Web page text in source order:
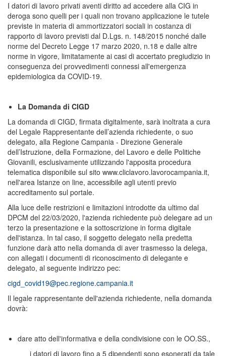
I datori di lavoro privati aventi diritto ad accedere alla CIG in
deroga sono quelli per i quali non trovano applicazione le tutele
previste in materia di ammortizzatori sociali in costanza di
rapporto di lavoro previsti dal D.Lgs. n. 148/2015 nonché dalle
norme del Decreto Legge 17 marzo 2020, n.18 e dalle altre
norme in vigore, limitatamente ai casi di accertato pregiudizio in
conseguenza dei provvedimenti connessi all'emergenza
epidemiologica da COVID-19.
La Domanda di CIGD
La domanda di CIGD, firmata digitalmente, sarà inoltrata a cura
del Legale Rappresentante dell’azienda richiedente, o suo
delegato, alla Regione Campania - Direzione Generale
dell’Istruzione, della Formazione, del Lavoro e delle Politiche
Giovanili, esclusivamente utilizzando l'apposita procedura
telematica disponibile sul sito www.cliclavoro.lavorocampania.it,
nell'area Istanze on line, accessibile agli utenti previo
accreditamento sul portale.
Alla luce delle restrizioni e limitazioni introdotte da ultimo dal
DPCM del 22/03/2020, l'azienda richiedente può delegare ad un
terzo la presentazione e la sottoscrizione in forma digitale
dell'istanza. In tal caso, il soggetto delegato nella predetta
funzione darà atto nella domanda di aver trasmesso la delega,
con allegati i documenti di riconoscimento di delegante e
delegato, al seguente indirizzo pec:
cigd_covid19@pec.regione.campania.it
Il legale rappresentante dell'azienda richiedente, nella domanda
dovrà:
dare atto dell'informativa e della condivisione con le OO.SS.,
i datori di lavoro fino a 5 dipendenti sono esonerati da tale